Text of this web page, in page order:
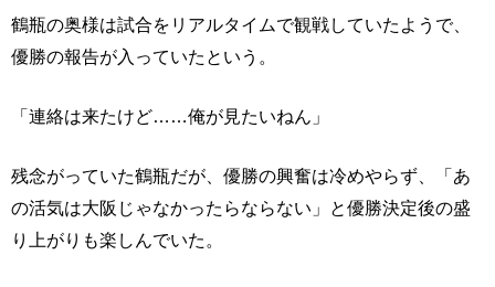
鶴瓶の奥様は試合をリアルタイムで観戦していたようで、
優勝の報告が入っていたという。
「連絡は来たけど……俺が見たいねん」
残念がっていた鶴瓶だが、優勝の興奮は冷めやらず、「あ
の活気は大阪じゃなかったらならない」と優勝決定後の盛
り上がりも楽しんでいた。